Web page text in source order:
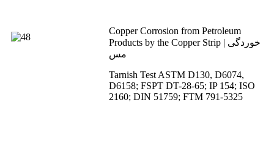
Copper Corrosion from Petroleum
Products by the Copper Strip | خوردگی
مس
Tarnish Test ASTM D130, D6074,
D6158; FSPT DT-28-65; IP 154; ISO
2160; DIN 51759; FTM 791-5325